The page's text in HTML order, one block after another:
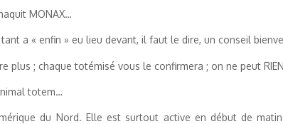
MONAX…
a « enfin » eu lieu devant, il faut le dire, un conseil
plus ; chaque totémisé vous le confirmera ; on ne peut
totem…
du Nord. Elle est surtout active en début de